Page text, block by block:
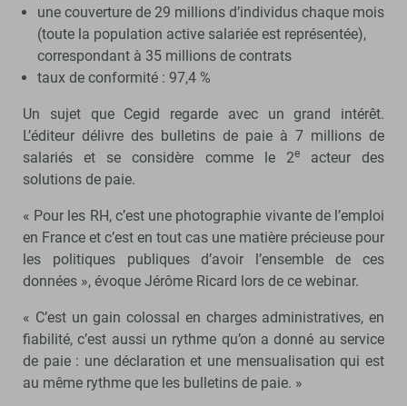
une couverture de 29 millions d’individus chaque mois
(toute la population active salariée est représentée),
correspondant à 35 millions de contrats
taux de conformité : 97,4 %
Un sujet que Cegid regarde avec un grand intérêt.
L’éditeur délivre des bulletins de paie à 7 millions de
salariés et se considère comme le 2eacteur des
solutions de paie.
« Pour les RH, c’est une photographie vivante de l’emploi
en France et c’est en tout cas une matière précieuse pour
les politiques publiques d’avoir l’ensemble de ces
données », évoque Jérôme Ricard lors de ce webinar.
« C’est un gain colossal en charges administratives, en
fiabilité, c’est aussi un rythme qu’on a donné au service
de paie : une déclaration et une mensualisation qui est
au même rythme que les bulletins de paie. »